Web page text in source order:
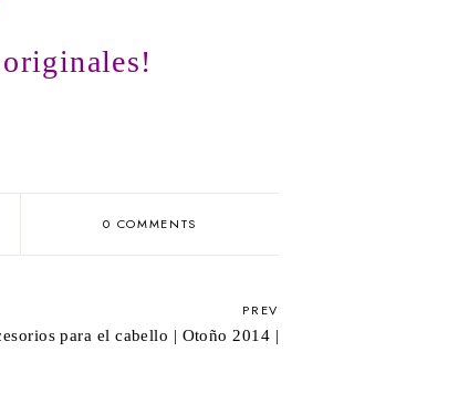
originales!
0 COMMENTS
PREV
para el cabello | Otoño 2014 |